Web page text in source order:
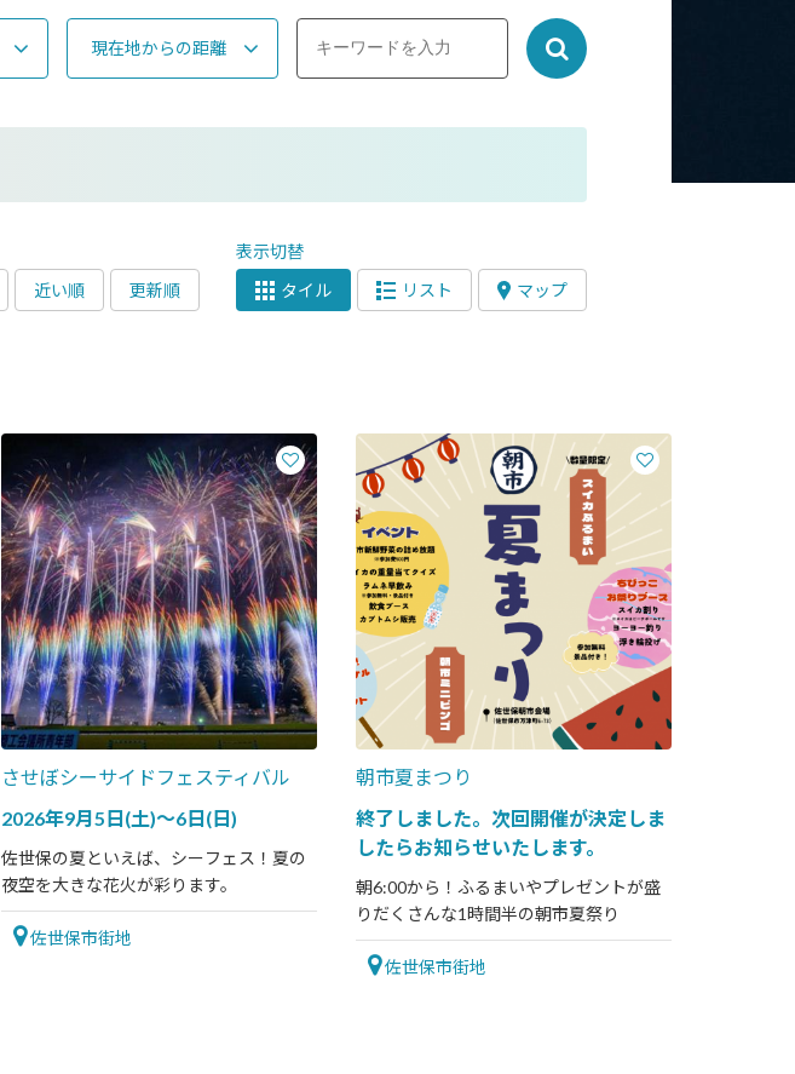
現在地からの距離
近い順 更新順
表示切替
タイル
リスト マップ
させぼシーサイドフェスティバル
2026年9月5日(土)～6日(日)
佐世保の夏といえば、シーフェス！夏の
夜空を大きな花火が彩ります。
佐世保市街地
朝市夏まつり
終了しました。次回開催が決定しま
したらお知らせいたします。
朝6:00から！ふるまいやプレゼントが盛
りだくさんな1時間半の朝市夏祭り
佐世保市街地